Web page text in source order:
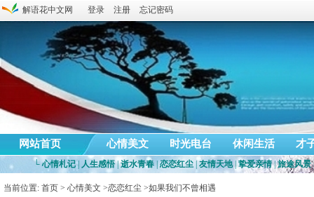
登录 注册 忘记密码
解语花中文网
心情美文 时光电台 休闲生活 才
网站首页
└心情札记 人生感悟 |逝水青春 恋恋红尘 友情天地 挚爱亲情 |旅途风景
当前位置: 首页 > 心情美文 >恋恋红尘 >如果我们不曾相遇